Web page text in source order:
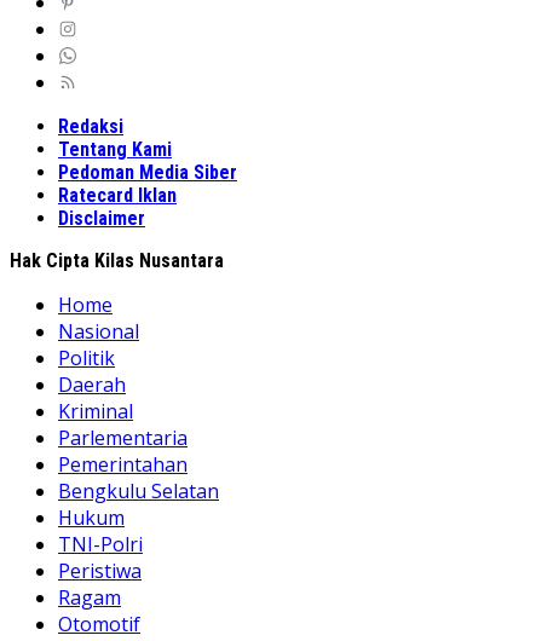
Redaksi
Tentang Kami
Pedoman Media Siber
Ratecard Iklan
Disclaimer
Hak Cipta Kilas Nusantara
Home
Nasional
Politik
Daerah
Kriminal
Parlementaria
Pemerintahan
Bengkulu Selatan
Hukum
TNI-Polri
Peristiwa
Ragam
Otomotif